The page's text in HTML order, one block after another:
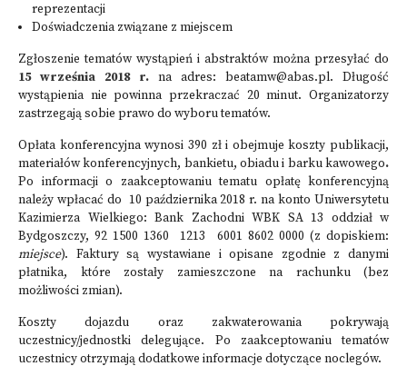
reprezentacji
Doświadczenia związane z miejscem
Zgłoszenie tematów wystąpień i abstraktów można przesyłać do
15 września 2018 r. na adres:
beatamw@abas.pl. Długość
wystąpienia nie powinna przekraczać 20 minut. Organizatorzy
zastrzegają sobie prawo do wyboru tematów.
Opłata konferencyjna wynosi 390 zł i obejmuje koszty publikacji,
materiałów konferencyjnych, bankietu, obiadu i barku kawowego.
Po informacji o zaakceptowaniu tematu opłatę konferencyjną
należy wpłacać do 10 października 2018 r. na konto Uniwersytetu
Kazimierza Wielkiego: Bank Zachodni WBK SA 13 oddział w
Bydgoszczy, 92 1500 1360 1213 6001 8602 0000 (z dopiskiem:
miejsce). Faktury są wystawiane i opisane zgodnie z danymi
płatnika, które zostały zamieszczone na rachunku (bez
możliwości zmian).
Koszty dojazdu oraz zakwaterowania pokrywają
uczestnicy/jednostki delegujące. Po zaakceptowaniu tematów
uczestnicy otrzymają dodatkowe informacje dotyczące noclegów.